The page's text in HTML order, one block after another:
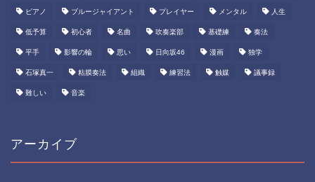
ピアノ ブルージャイアント プレイヤー メンタル 人生
低予算 初心者 名曲 吹奏楽部 基礎練 奏法
平手 影響の輪 思い 日向坂46 漫画 独学
石塚真一 粘膜奏法 組織 練習法 触媒 議事録
難しい 音楽
アーカイブ